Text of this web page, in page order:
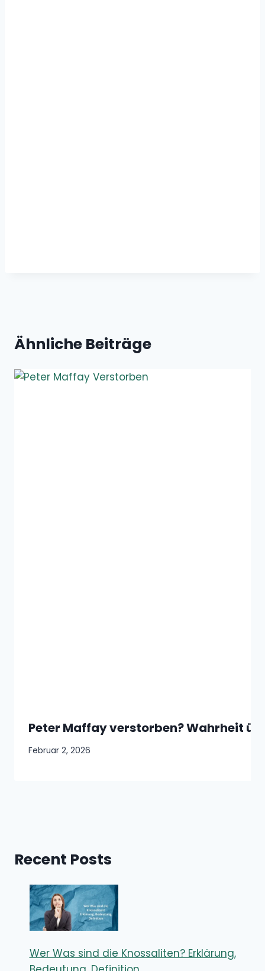
Ähnliche Beiträge
Peter Maffay verstorben? Wahrheit
Februar 2, 2026
Recent Posts
Wer Was sind die Knossaliten? Erklärung,